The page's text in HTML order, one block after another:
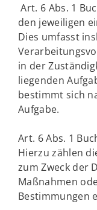
Art. 6 Abs. 1
den jeweiligen
Dies umfasst
in der
liegenden
bestimmt sich
Aufgabe.
Art. 6 Abs. 1
Hierzu zählen
zum Zweck der
Maßnahmen
Bestimmungen